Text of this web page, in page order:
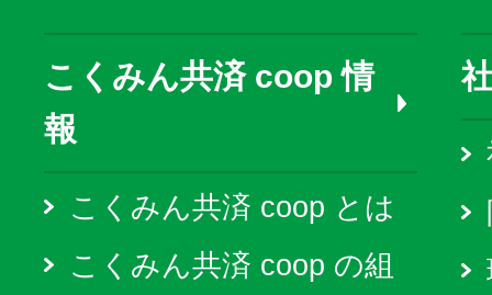
こくみん共済 coop 情
報
こくみん共済 coop とは
こくみん共済 coop の組